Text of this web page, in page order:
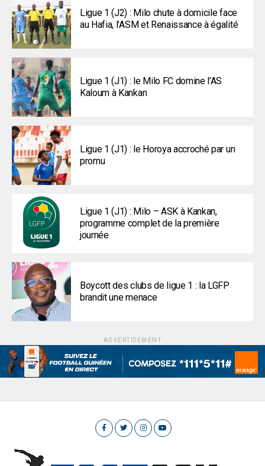
Ligue 1 (J2) : Milo chute à domicile face
au Hafia, l’ASM et Renaissance à égalité
Ligue 1 (J1) : le Milo FC domine l’AS
Kaloum à Kankan
Ligue 1 (J1) : le Horoya accroché par un
promu
Ligue 1 (J1) : Milo – ASK à Kankan,
programme complet de la première
journée
Boycott des clubs de ligue 1 : la LGFP
brandit une menace
ADVERTISEMENT